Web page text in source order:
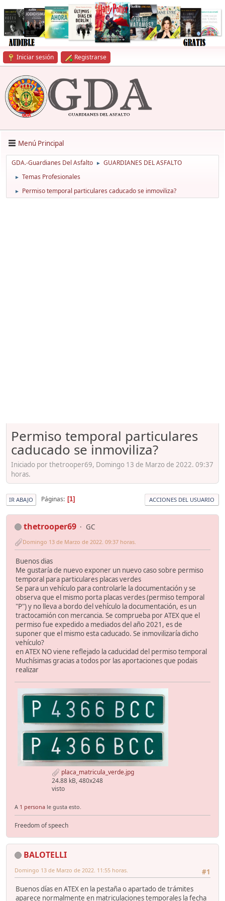
Iniciar sesión Registrarse
Menú Principal
GDA.-Guardianes Del Asfalto ► GUARDIANES DEL ASFALTO
► Temas Profesionales
► Permiso temporal particulares caducado se inmoviliza?
Permiso temporal particulares
caducado se inmoviliza?
Iniciado por thetrooper69, Domingo 13 de Marzo de 2022. 09:37
horas.
IR ABAJO Páginas 1 ACCIONES DEL USUARIO
thetrooper69 GC
Domingo 13 de Marzo de 2022. 09:37 horas.
Buenos dias
Me gustaría de nuevo exponer un nuevo caso sobre permiso
temporal para particulares placas verdes
Se para un vehículo para controlarle la documentación y se
observa que el mismo porta placas verdes (permiso temporal
"P") y no lleva a bordo del vehículo la documentación, es un
tractocamión con mercancia. Se comprueba por ATEX que el
permiso fue expedido a mediados del año 2021, es de
suponer que el mismo esta caducado. Se inmovilizaría dicho
vehículo?
en ATEX NO viene reflejado la caducidad del permiso temporal
Muchísimas gracias a todos por las aportaciones que podais
realizar
placa_matricula_verde.jpg
24.88 kB, 480x248
visto
A 1 persona le gusta esto.
Freedom of speech
BALOTELLI
#1
Domingo 13 de Marzo de 2022. 11:55 horas.
Buenos días en ATEX en la pestaña o apartado de trámites
aparece normalmente en matriculaciones temporales la fecha